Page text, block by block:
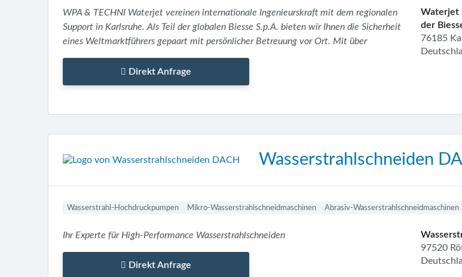
WPA & TECHNI Waterjet vereinen internationale Ingenieurskraft mit dem regionalen
Support in Karlsruhe. Als Teil der globalen Biesse S.p.A. bieten wir Ihnen die Sicherheit
eines Weltmarktführers gepaart mit persönlicher Betreuung vor Ort. Mit über
Direkt Anfrage
Waterjet
der
76185
Wasserstrahlschneiden
Wasserstrahl-Hochdruckpumpen Mikro-Wasserstrahlschneidmaschinen Abrasiv-Wasserstrahlschneidmaschinen
Ihr Experte für High-Performance Wasserstrahlschneiden
Direkt Anfrage
97520